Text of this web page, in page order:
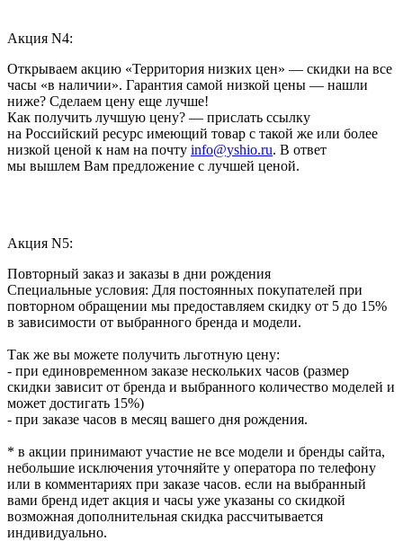
Акция N4:
Открываем акцию «Территория низких цен» — скидки на все
часы «в наличии». Гарантия самой низкой цены — нашли
ниже? Сделаем цену еще лучше!
Как получить лучшую цену? — прислать ссылку
на Российский ресурс имеющий товар с такой же или более
низкой ценой к нам на почту info@yshio.ru. В ответ
мы вышлем Вам предложение с лучшей ценой.
Акция N5:
Повторный заказ и заказы в дни рождения
Специальные условия: Для постоянных покупателей при
повторном обращении мы предоставляем скидку от 5 до 15%
в зависимости от выбранного бренда и модели.
Так же вы можете получить льготную цену:
- при единовременном заказе нескольких часов (размер
скидки зависит от бренда и выбранного количество моделей и
может достигать 15%)
- при заказе часов в месяц вашего дня рождения.
* в акции принимают участие не все модели и бренды сайта,
небольшие исключения уточняйте у оператора по телефону
или в комментариях при заказе часов. если на выбранный
вами бренд идет акция и часы уже указаны со скидкой
возможная дополнительная скидка рассчитывается
индивидуально.